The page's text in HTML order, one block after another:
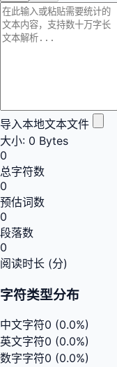
导入本地文本文件
大小: 0 Bytes
0
总字符数
0
预估词数
0
段落数
0
阅读时长 (分)
字符类型分布
中文字符0 (0.0%)
英文字符0 (0.0%)
数字字符0 (0.0%)